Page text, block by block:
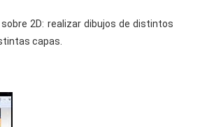
2D: realizar dibujos de distintos
capas.